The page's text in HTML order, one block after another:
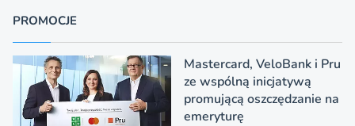
PROMOCJE
Mastercard, VeloBank i Pru
ze wspólną inicjatywą
promującą oszczędzanie na
emeryturę